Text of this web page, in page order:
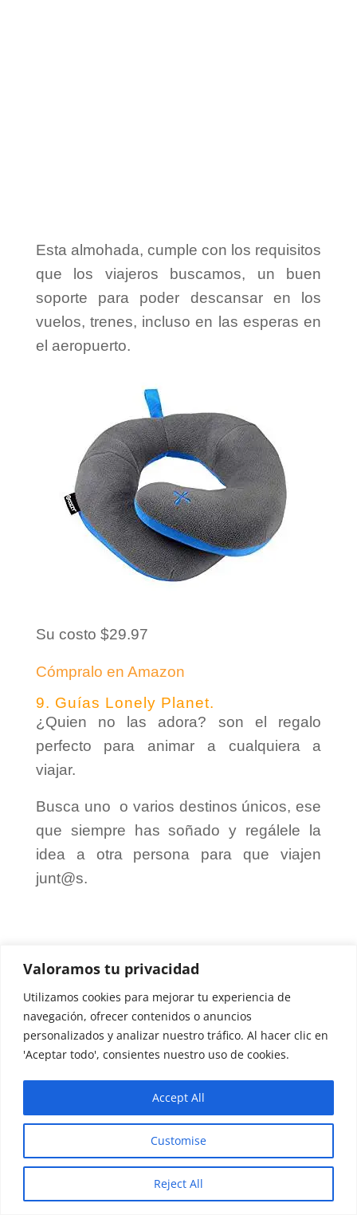
Valoramos tu privacidad
Utilizamos cookies para mejorar tu experiencia de
navegación, ofrecer contenidos o anuncios
personalizados y analizar nuestro tráfico. Al hacer clic en
'Aceptar todo', consientes nuestro uso de cookies.
Customise
Reject All
Accept All
Esta almohada, cumple con los requisitos
que los viajeros buscamos, un buen
soporte para poder descansar en los
vuelos, trenes, incluso en las esperas en
el aeropuerto.
Su costo $29.97
Cómpralo en Amazon
9. Guías Lonely Planet.
¿Quien no las adora? son el regalo
perfecto para animar a cualquiera a
viajar.
Busca uno o varios destinos únicos, ese
que siempre has soñado y regálele la
idea a otra persona para que viajen
junt@s.